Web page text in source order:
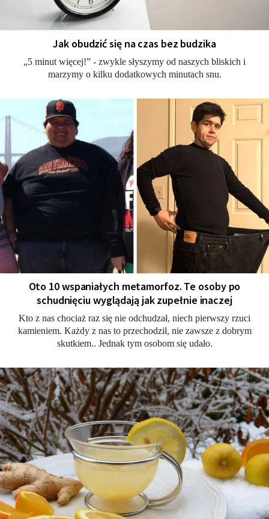
Jak obudzić się na czas bez budzika
„5 minut więcej!” - zwykle słyszymy od naszych bliskich i
marzymy o kilku dodatkowych minutach snu.
Oto 10 wspaniałych metamorfoz. Te osoby po
schudnięciu wyglądają jak zupełnie inaczej
Kto z nas chociaż raz się nie odchudzał, niech pierwszy rzuci
kamieniem. Każdy z nas to przechodził, nie zawsze z dobrym
skutkiem.. Jednak tym osobom się udało.